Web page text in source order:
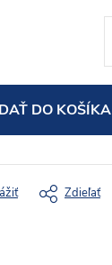
DO KOŠÍKA
Zdieľať